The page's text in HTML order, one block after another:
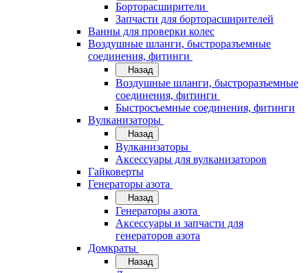
Борторасширители
Запчасти для борторасширителей
Ванны для проверки колес
Воздушные шланги, быстроразъемные
соединения, фитинги
Назад
Воздушные шланги, быстроразъемные
соединения, фитинги
Быстросъемные соединения, фитинги
Вулканизаторы
Назад
Вулканизаторы
Аксессуары для вулканизаторов
Гайковерты
Генераторы азота
Назад
Генераторы азота
Аксессуары и запчасти для
генераторов азота
Домкраты
Назад